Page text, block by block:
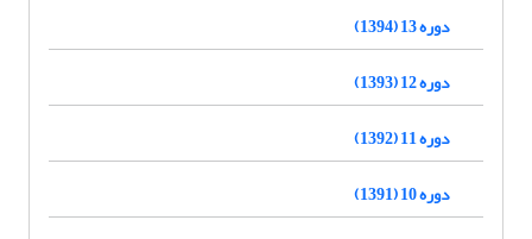
دوره 13 (1394)
دوره 12 (1393)
دوره 11 (1392)
دوره 10 (1391)